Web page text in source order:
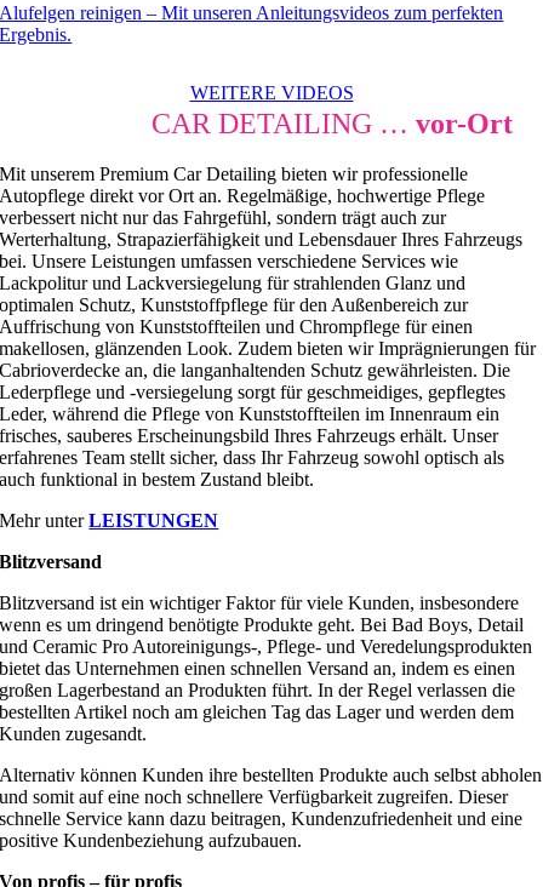
Alufelgen reinigen – Mit unseren Anleitungsvideos zum perfekten
Ergebnis.
WEITERE VIDEOS
CAR DETAILING … vor-Ort
Mit unserem Premium Car Detailing bieten wir professionelle
Autopflege direkt vor Ort an. Regelmäßige, hochwertige Pflege
verbessert nicht nur das Fahrgefühl, sondern trägt auch zur
Werterhaltung, Strapazierfähigkeit und Lebensdauer Ihres Fahrzeugs
bei. Unsere Leistungen umfassen verschiedene Services wie
Lackpolitur und Lackversiegelung für strahlenden Glanz und
optimalen Schutz, Kunststoffpflege für den Außenbereich zur
Auffrischung von Kunststoffteilen und Chrompflege für einen
makellosen, glänzenden Look. Zudem bieten wir Imprägnierungen für
Cabrioverdecke an, die langanhaltenden Schutz gewährleisten. Die
Lederpflege und -versiegelung sorgt für geschmeidiges, gepflegtes
Leder, während die Pflege von Kunststoffteilen im Innenraum ein
frisches, sauberes Erscheinungsbild Ihres Fahrzeugs erhält. Unser
erfahrenes Team stellt sicher, dass Ihr Fahrzeug sowohl optisch als
auch funktional in bestem Zustand bleibt.
Mehr unterLEISTUNGEN
Blitzversand
Blitzversand ist ein wichtiger Faktor für viele Kunden, insbesondere
wenn es um dringend benötigte Produkte geht. Bei Bad Boys, Detail
und Ceramic Pro Autoreinigungs-, Pflege- und Veredelungsprodukten
bietet das Unternehmen einen schnellen Versand an, indem es einen
großen Lagerbestand an Produkten führt. In der Regel verlassen die
bestellten Artikel noch am gleichen Tag das Lager und werden dem
Kunden zugesandt.
Alternativ können Kunden ihre bestellten Produkte auch selbst abholen
und somit auf eine noch schnellere Verfügbarkeit zugreifen. Dieser
schnelle Service kann dazu beitragen, Kundenzufriedenheit und eine
positive Kundenbeziehung aufzubauen.
Von profis – für profis